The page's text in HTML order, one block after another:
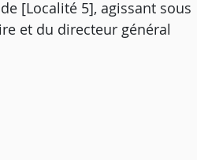
[Localité 5], agissant sous
et du directeur général